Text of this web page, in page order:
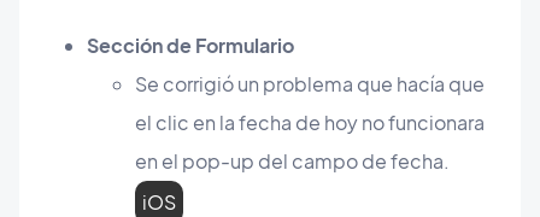
Sección de Formulario
Se corrigió un problema que hacía que
el clic en la fecha de hoy no funcionara
en el pop-up del campo de fecha.
iOS